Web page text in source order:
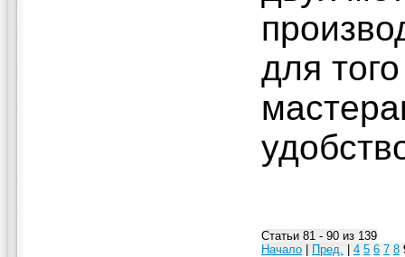
для
Статьи 81 - 90 из 139
Начало
Пред. 4 5 6 7 8